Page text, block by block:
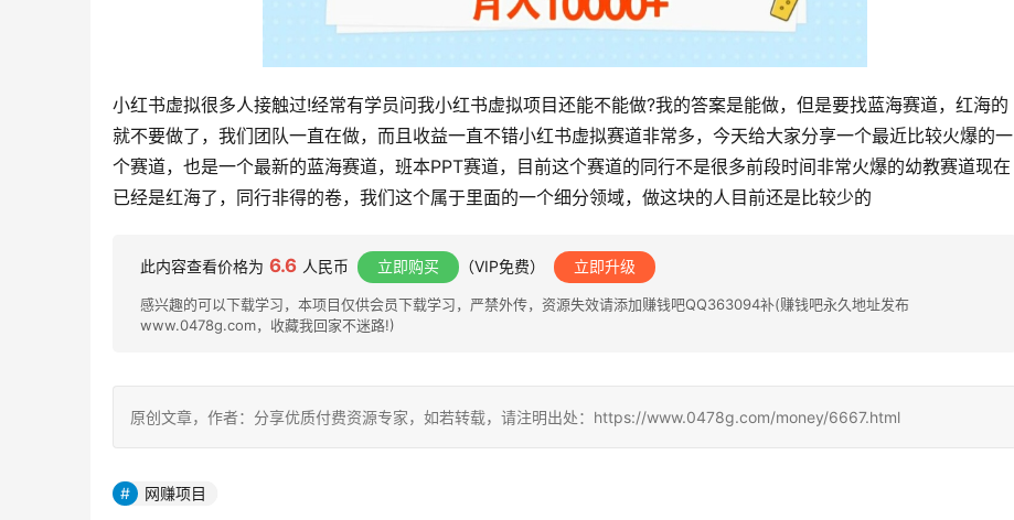
小红书虚拟很多人接触过!经常有学员问我小红书虚拟项目还能不能做?我的答案是能做，但是要找蓝海赛道，红海的
就不要做了，我们团队一直在做，而且收益一直不错小红书虚拟赛道非常多，今天给大家分享一个最近比较火爆的一
个赛道，也是一个最新的蓝海赛道，班本PPT赛道，目前这个赛道的同行不是很多前段时间非常火爆的幼教赛道现在
已经是红海了，同行非得的卷，我们这个属于里面的一个细分领域，做这块的人目前还是比较少的
此内容查看价格为 6.6 人民币 立即购买 （VIP免费） 立即升级
感兴趣的可以下载学习，本项目仅供会员下载学习，严禁外传，资源失效请添加赚钱吧QQ363094补(赚钱吧永久地址发布
www.0478g.com，收藏我回家不迷路!)
原创文章，作者：分享优质付费资源专家，如若转载，请注明出处：https://www.0478g.com/money/6667.html
网赚项目